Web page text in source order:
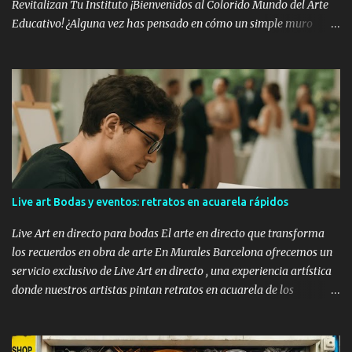
Revitalizan Tu Instituto ¡Bienvenidos al Colorido Mundo del Arte
Educativo! ¿Alguna vez has pensado en cómo un simple muro
profesional y decoración de murales , lo hacemos posible. Hoy,
queremos compartir con vosotros una reciente transformación
que realizamos en el Instituto Josep Lluís Sert , en Castelldefels. El
Arte que Inspira Aprendizaje En el Instituto Sert, cada muro cuenta
una historia única y educativa. Empezamos con un mural vibrante
de una estudiante chutando una pelota , simbolizando el
dinamismo y la energía de la juventud. Seguimos con la delicadeza
de un joven tocando un ukelele , reflejando la importancia de la
música y las artes en el desarrollo integral. Un Viaje Visual a través
de la Educación Cada paso por los...
Live art Bodas y eventos: retratos en acuarela rápidos
Live Art en directo para bodas El arte en directo que transforma
los recuerdos en obra de arte En Murales Barcelona ofrecemos un
servicio exclusivo de Live Art en directo , una experiencia artística
donde nuestros artistas pintan retratos en acuarela de los
celebraciones corporativas . Una tendencia que enamora El Live